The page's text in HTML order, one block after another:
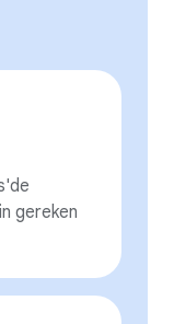
gereken